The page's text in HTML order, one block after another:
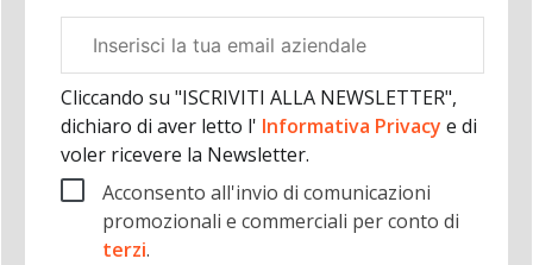
aziendale
Cliccando su "ISCRIVITI ALLA NEWSLETTER",
dichiaro di aver letto l' Informativa Privacy e di
voler ricevere la Newsletter.
Acconsento all'invio di comunicazioni
promozionali e commerciali per conto di
terzi.